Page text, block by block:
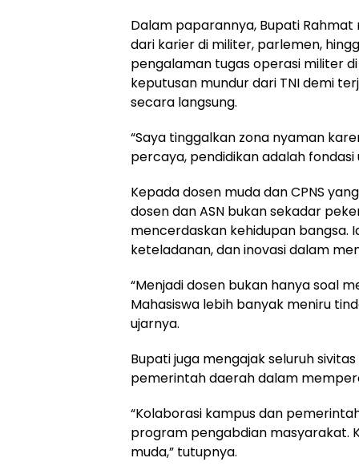
Dalam paparannya, Bupati
dari karier di militer, parlemen,
pengalaman tugas operasi militer
keputusan mundur dari TNI demi
secara langsung.
“Saya tinggalkan zona nyaman
percaya, pendidikan adalah
Kepada dosen muda dan CPNS
dosen dan ASN bukan sekadar
mencerdaskan kehidupan bangsa.
keteladanan, dan inovasi dalam
“Menjadi dosen bukan hanya soal
Mahasiswa lebih banyak meniru
ujarnya.
Bupati juga mengajak seluruh
pemerintah daerah dalam
“Kolaborasi kampus dan
program pengabdian masyarakat.
muda,” tutupnya.